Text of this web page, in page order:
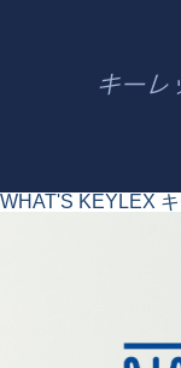
WHAT'S KEYLEX